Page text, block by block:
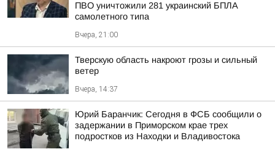
ПВО уничтожили 281 украинский БПЛА
самолетного типа
Вчера, 21:00
Тверскую область накроют грозы и сильный
ветер
Вчера, 14:37
Юрий Баранчик: Сегодня в ФСБ сообщили о
задержании в Приморском крае трех
подростков из Находки и Владивостока